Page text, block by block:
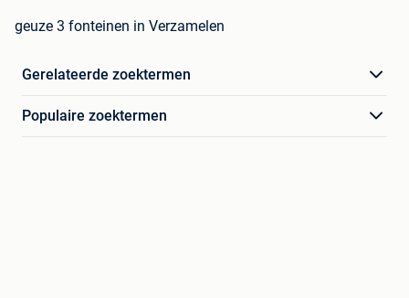
geuze 3 fonteinen in Verzamelen
Gerelateerde zoektermen
Populaire zoektermen